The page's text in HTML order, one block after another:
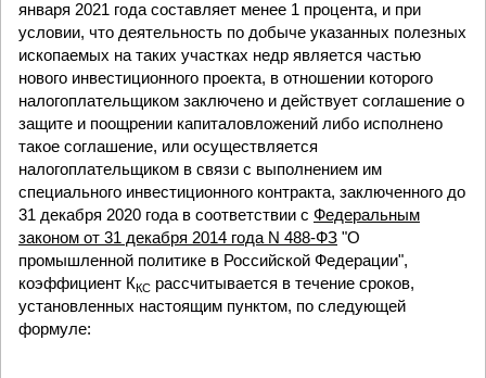
января 2021 года составляет менее 1 процента, и при
условии, что деятельность по добыче указанных полезных
ископаемых на таких участках недр является частью
нового инвестиционного проекта, в отношении которого
налогоплательщиком заключено и действует соглашение о
защите и поощрении капиталовложений либо исполнено
такое соглашение, или осуществляется
налогоплательщиком в связи с выполнением им
специального инвестиционного контракта, заключенного до
31 декабря 2020 года в соответствии с Федеральным
законом от 31 декабря 2014 года N 488-ФЗ "О
промышленной политике в Российской Федерации",
коэффициент ККС рассчитывается в течение сроков,
установленных настоящим пунктом, по следующей
формуле: